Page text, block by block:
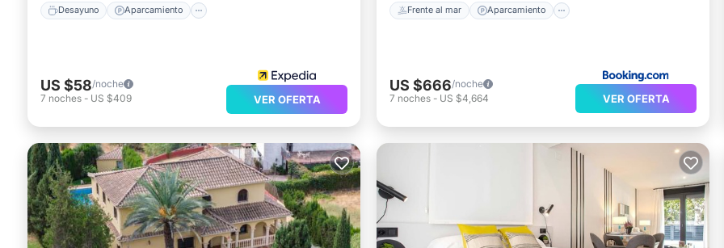
Desayuno Aparcamiento
US $58/noche
7 noches - US $409 VER OFERTA
Frente al mar Aparcamiento
US $666/noche
7 noches - US $4,664 VER OFERTA